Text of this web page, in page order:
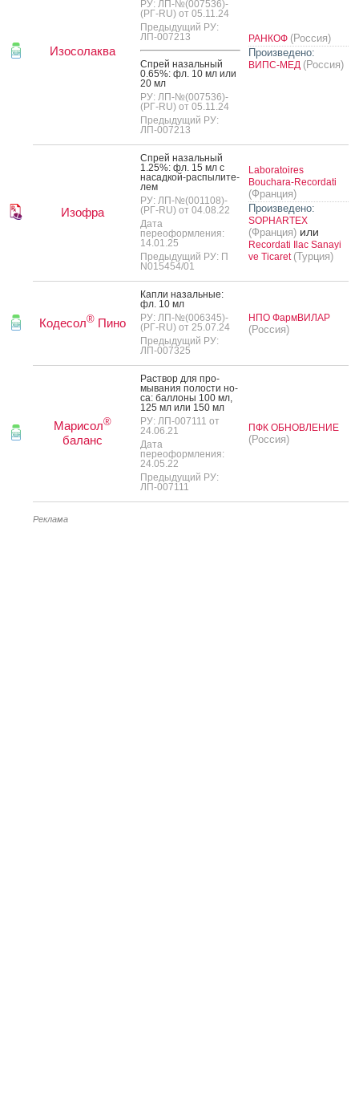
Изосолаква
РУ: ЛП-№(007536)-
(РГ-RU) от 05.11.24
Предыдущий РУ:
ЛП-007213
Спрей на­заль­ный
0.65%: фл. 10 мл или
20 мл
РУ: ЛП-№(007536)-
(РГ-RU) от 05.11.24
Предыдущий РУ:
ЛП-007213
РАНКОФ (Россия)
Произведено:
ВИПС-МЕД (Россия)
Изофра
Спрей на­заль­ный
1.25%: фл. 15 мл с
на­сад­кой-рас­пы­лите­
лем
РУ: ЛП-№(001108)-
(РГ-RU) от 04.08.22
Дата
переоформления:
14.01.25
Предыдущий РУ: П
N015454/01
Laboratoires
Bouchara-Recordati
(Франция)
Произведено:
SOPHARTEX
(Франция) или
Recordati Ilac Sanayi
ve Ticaret (Турция)
Кодесол® Пино
Кап­ли на­заль­ные:
фл. 10 мл
РУ: ЛП-№(006345)-
(РГ-RU) от 25.07.24
Предыдущий РУ:
ЛП-007325
НПО ФармВИЛАР
(Россия)
Марисол®
баланс
Рас­твор для про­
мыва­ния по­лос­ти но­
са: бал­ло­ны 100 мл,
125 мл или 150 мл
РУ: ЛП-007111 от
24.06.21
Дата
переоформления:
24.05.22
Предыдущий РУ:
ЛП-007111
ПФК ОБНОВЛЕНИЕ
(Россия)
Реклама